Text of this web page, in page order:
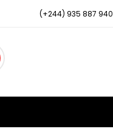
(+244) 935 887 940